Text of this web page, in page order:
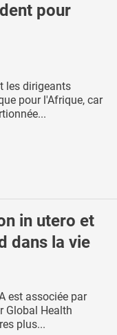
pour
les dirigeants
pour l'Afrique, car
in utero et
dans la vie
est associée par
Global Health
plus...